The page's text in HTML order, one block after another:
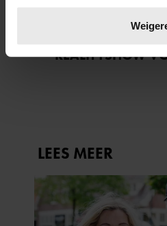
verwerkt en stel uw voorkeuren
intrekken in de
partners voor social media,
informatie die u aan ze heeft
verzameld op basis van uw
gaat akkoord met onze
6 augustus 2026
REALITYSHOW